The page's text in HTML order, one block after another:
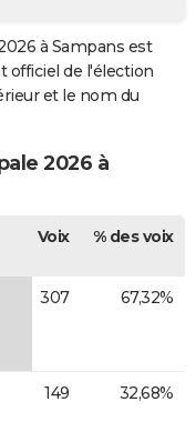
à Sampans est
officiel de l'élection
et le nom du
2026 à
Voix % des voix
307 67,32%
149 32,68%